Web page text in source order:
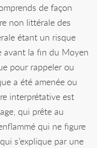
de façon
non littérale des
étant un risque
avant la fin du Moyen
pour rappeler ou
a été amenée ou
interprétative est
qui prête au
qui ne figure
s’explique par une